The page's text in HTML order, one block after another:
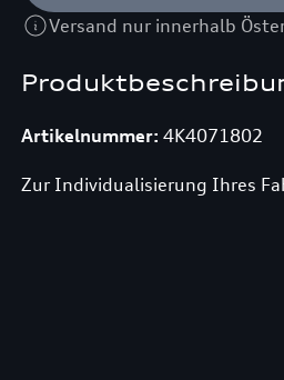
Artikelnummer: 4K4071802
Zur Individualisierung Ihres
Versand nur innerhalb